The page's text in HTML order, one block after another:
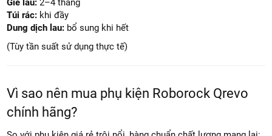
Khi nào nên thay phụ kiện Roborock Qrevo?
Khuyến nghị bảo dưỡng:
Chổi chính:6–12 tháng
Giẻ lau:
2–4 tháng
Túi rác:khi đầy
Dung dịch lau:bổ sung khi hết
(Tùy tần suất sử dụng thực tế)